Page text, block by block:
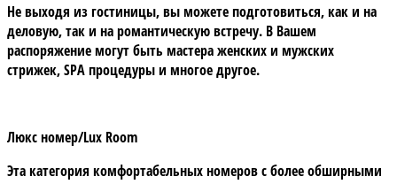
Не выходя из гостиницы, вы можете подготовиться, как и на
деловую, так и на романтическую встречу. В Вашем
распоряжение могут быть мастера женских и мужских
стрижек, SPA процедуры и многое другое.
Люкс номер/Lux Room
Эта категория комфортабельных номеров с более обширными